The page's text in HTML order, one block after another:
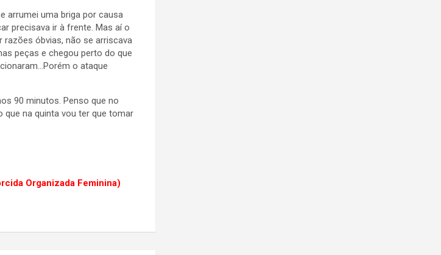
arrumei uma briga por causa
precisava ir à frente. Mas aí o
razões óbvias, não se arriscava
peças e chegou perto do que
o ataque
90 minutos. Penso que no
que na quinta vou ter que tomar
Organizada Feminina)